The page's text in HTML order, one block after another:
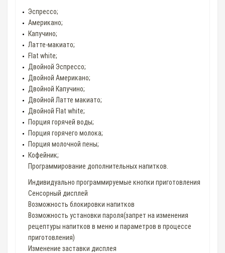
Эспрессо;
Американо;
Капучино;
Латте-макиато;
Flat white;
Двойной Эспрессо;
Двойной Американо;
Двойной Капучино;
Двойной Латте макиато;
Двойной Flat white;
Порция горячей воды;
Порция горячего молока;
Порция молочной пены;
Кофейник;
Программирование дополнительных напитков.
Индивидуально программируемые кнопки приготовления
Сенсорный дисплей
Возможность блокировки напитков
Возможность установки пароля(запрет на изменения
рецептуры напитков в меню и параметров в процессе
приготовления)
Изменение заставки дисплея